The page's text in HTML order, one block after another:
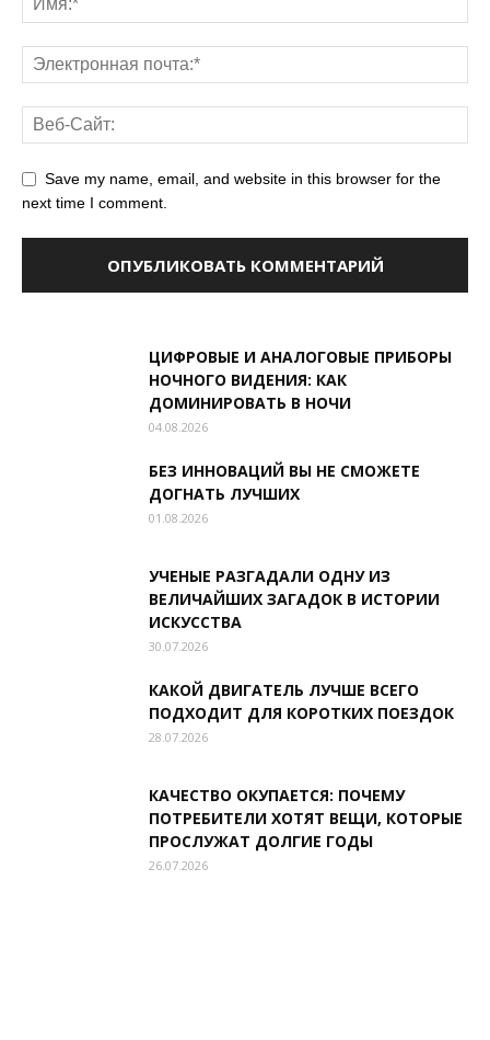
Save my name, email, and website in this browser for the
next time I comment.
ЦИФРОВЫЕ И АНАЛОГОВЫЕ ПРИБОРЫ
НОЧНОГО ВИДЕНИЯ: КАК
ДОМИНИРОВАТЬ В НОЧИ
04.08.2026
БЕЗ ИННОВАЦИЙ ВЫ НЕ СМОЖЕТЕ
ДОГНАТЬ ЛУЧШИХ
01.08.2026
УЧЕНЫЕ РАЗГАДАЛИ ОДНУ ИЗ
ВЕЛИЧАЙШИХ ЗАГАДОК В ИСТОРИИ
ИСКУССТВА
30.07.2026
КАКОЙ ДВИГАТЕЛЬ ЛУЧШЕ ВСЕГО
ПОДХОДИТ ДЛЯ КОРОТКИХ ПОЕЗДОК
28.07.2026
КАЧЕСТВО ОКУПАЕТСЯ: ПОЧЕМУ
ПОТРЕБИТЕЛИ ХОТЯТ ВЕЩИ, КОТОРЫЕ
ПРОСЛУЖАТ ДОЛГИЕ ГОДЫ
26.07.2026